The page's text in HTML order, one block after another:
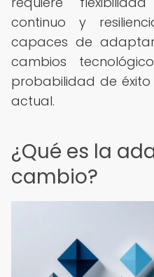
continuo y
capaces de
cambios
probabilidad de
actual.
¿Qué es la
cambio?